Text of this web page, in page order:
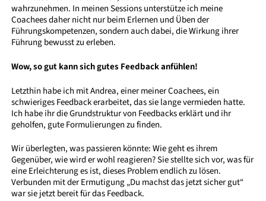
wahrzunehmen. In meinen Sessions unterstütze ich meine
Coachees daher nicht nur beim Erlernen und Üben der
Führungskompetenzen, sondern auch dabei, die Wirkung ihrer
Führung bewusst zu erleben.
Wow, so gut kann sich gutes Feedback anfühlen!
Letzthin habe ich mit Andrea, einer meiner Coachees, ein
schwieriges Feedback erarbeitet, das sie lange vermieden hatte.
Ich habe ihr die Grundstruktur von Feedbacks erklärt und ihr
geholfen, gute Formulierungen zu finden.
Wir überlegten, was passieren könnte: Wie geht es ihrem
Gegenüber, wie wird er wohl reagieren? Sie stellte sich vor, was für
eine Erleichterung es ist, dieses Problem endlich zu lösen.
Verbunden mit der Ermutigung „Du machst das jetzt sicher gut“
war sie jetzt bereit für das Feedback.